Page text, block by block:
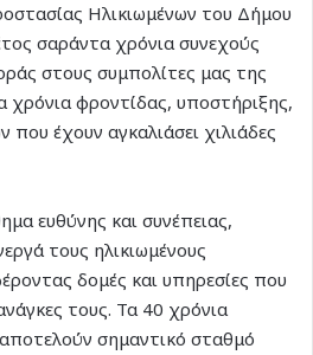
Ηλικιωμένων του Δήμου
σαράντα χρόνια συνεχούς
στους συμπολίτες μας της
χρόνια φροντίδας, υποστήριξης,
που έχουν αγκαλιάσει χιλιάδες
ευθύνης και συνέπειας,
τους ηλικιωμένους
δομές και υπηρεσίες που
τους. Τα 40 χρόνια
σημαντικό σταθμό